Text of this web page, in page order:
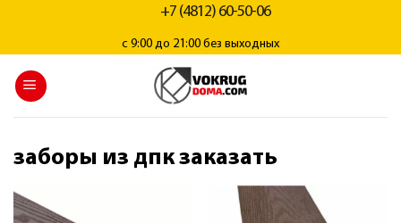
+7 (4812) 60-50-06
с 9:00 до 21:00 без выходных
заборы из дпк заказать